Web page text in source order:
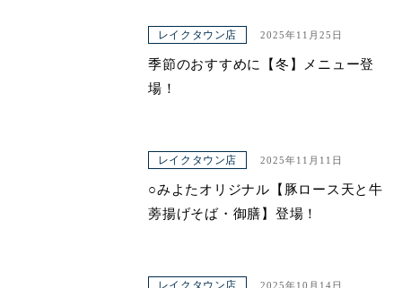
レイクタウン店 2025年11月25日
季節のおすすめに【冬】メニュー登
場！
レイクタウン店 2025年11月11日
○みよたオリジナル【豚ロース天と牛
蒡揚げそば・御膳】登場！
レイクタウン店 2025年10月14日